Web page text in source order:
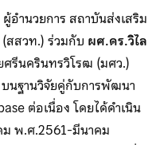
ผู้อำนวยการ สถาบันส่งเสริม
สสวท.) ร่วมกับ ผศ.ดร.วิไล
ศรีนครินทรวิโรฒ (มศว.)
บนฐานวิจัยคู่กับการพัฒนา
ต่อเนื่อง โดยได้ดำเนิน
ม พ.ศ.2561-มีนาคม